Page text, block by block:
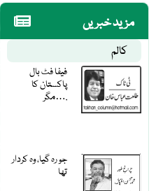
مزید خبریں
کالم
فیفا فٹ بال
پاکستان کا
مگر….
جو رہ گیا، وہ کردار
تھا